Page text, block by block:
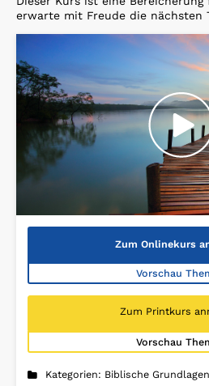
erwarte mit Freude die nächsten
Zum Onlinekurs
Vorschau
Zum Printkurs
Vorschau
Kategorien: Biblische